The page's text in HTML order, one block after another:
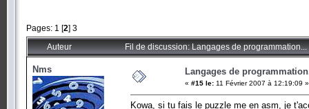
Pages: 1 [2] 3
Auteur Fil de discussion: Langages de
Nms Langages de
« #15 le: 11 Février 2007 à 12:19:09 »
Kowa, si tu fais le puzzle me en asm, je